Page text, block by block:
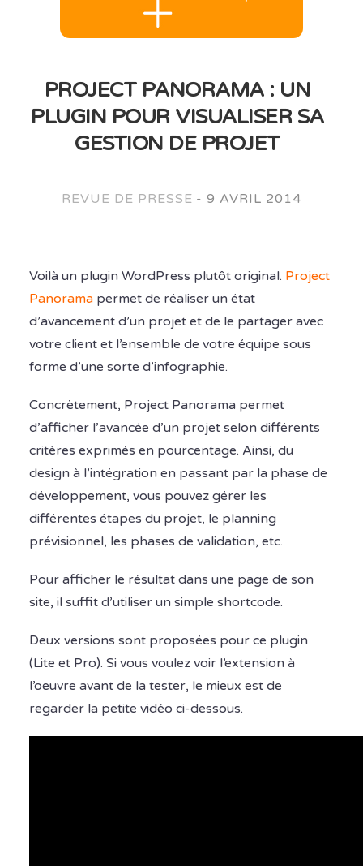
PROJECT PANORAMA : UN
PLUGIN POUR VISUALISER SA
GESTION DE PROJET
REVUE DE PRESSE -9 AVRIL 2014
Voilà un plugin WordPress plutôt original. Project
Panorama permet de réaliser un état
d’avancement d’un projet et de le partager avec
votre client et l’ensemble de votre équipe sous
forme d’une sorte d’infographie.
Concrètement, Project Panorama permet
d’afficher l’avancée d’un projet selon différents
critères exprimés en pourcentage. Ainsi, du
design à l’intégration en passant par la phase de
développement, vous pouvez gérer les
différentes étapes du projet, le planning
prévisionnel, les phases de validation, etc.
Pour afficher le résultat dans une page de son
site, il suffit d’utiliser un simple shortcode.
Deux versions sont proposées pour ce plugin
(Lite et Pro). Si vous voulez voir l’extension à
l’oeuvre avant de la tester, le mieux est de
regarder la petite vidéo ci-dessous.